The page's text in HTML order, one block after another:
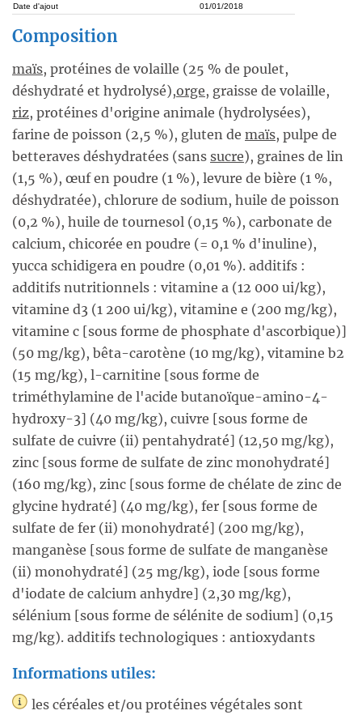
Date d'ajout
01/01/2018
Composition
maïs, protéines de volaille (25 % de poulet,
déshydraté et hydrolysé),orge, graisse de volaille,
riz, protéines d'origine animale (hydrolysées),
farine de poisson (2,5 %), gluten de maïs, pulpe de
betteraves déshydratées (sans sucre), graines de lin
(1,5 %), œuf en poudre (1 %), levure de bière (1 %,
déshydratée), chlorure de sodium, huile de poisson
(0,2 %), huile de tournesol (0,15 %), carbonate de
calcium, chicorée en poudre (= 0,1 % d'inuline),
yucca schidigera en poudre (0,01 %). additifs :
additifs nutritionnels : vitamine a (12 000 ui/kg),
vitamine d3 (1 200 ui/kg), vitamine e (200 mg/kg),
vitamine c [sous forme de phosphate d'ascorbique)]
(50 mg/kg), bêta-carotène (10 mg/kg), vitamine b2
(15 mg/kg), l-carnitine [sous forme de
triméthylamine de l'acide butanoïque-amino-4-
hydroxy-3] (40 mg/kg), cuivre [sous forme de
sulfate de cuivre (ii) pentahydraté] (12,50 mg/kg),
zinc [sous forme de sulfate de zinc monohydraté]
(160 mg/kg), zinc [sous forme de chélate de zinc de
glycine hydraté] (40 mg/kg), fer [sous forme de
sulfate de fer (ii) monohydraté] (200 mg/kg),
manganèse [sous forme de sulfate de manganèse
(ii) monohydraté] (25 mg/kg), iode [sous forme
d'iodate de calcium anhydre] (2,30 mg/kg),
sélénium [sous forme de sélénite de sodium] (0,15
mg/kg). additifs technologiques : antioxydants
Informations utiles:
les céréales et/ou protéines végétales sont